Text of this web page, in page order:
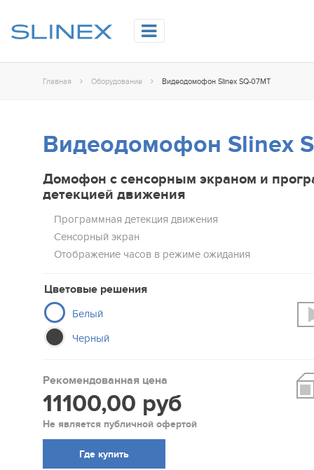
Главная Оборудование Видеодомофон Slinex SQ-07MT
Видеодомофон Slinex
Домофон с сенсорным экраном и
детекцией движения
Программная детекция движения
Сенсорный экран
Отображение часов в режиме ожидания
Цветовые решения
Белый
Черный
Рекомендованная цена
11100,00 руб
Не является публичной офертой
Где купить